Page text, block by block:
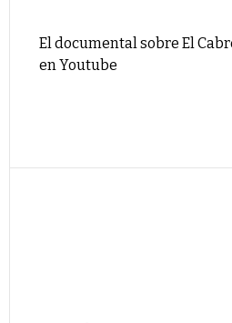
El documental sobre El
en Youtube